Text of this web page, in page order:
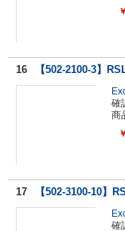
￥
16 【502-2100-3】
確
商
￥
17 【502-3100-10】
確